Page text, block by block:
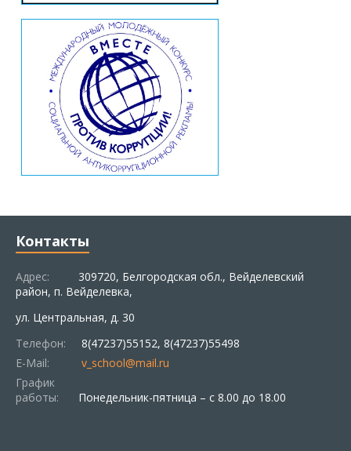
Контакты
Адрес:
309720, Белгородская обл., Вейделевский
район, п. Вейделевка,
ул. Центральная, д. 30
Телефон:
8(47237)55152, 8(47237)55498
E-Mail:
v_school@mail.ru
График
работы:
Понедельник-пятница – с 8.00 до 18.00